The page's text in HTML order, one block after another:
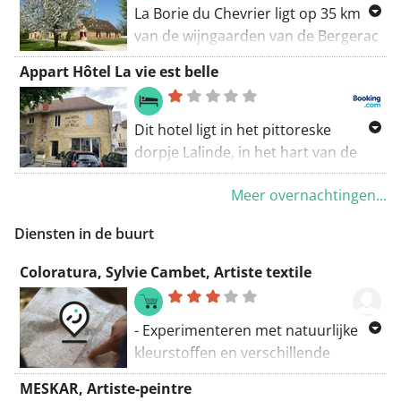
La Borie du Chevrier ligt op 35 km
van de wijngaarden van de Bergerac
en heeft een zwembad in de tuin. Er
wordt elke ochtend een
continentaal ontbijt geserveerd, dat
wordt bereid met lokale
landbouwproducten.
Appart Hôtel La vie est belle
Dit hotel ligt in het pittoreske
dorpje Lalinde, in het hart van de
Périgord Pourpre. De geluiddichte
kamers zijn allemaal uitgerust met
satellietzenders en een werkruimte.
Meer overnachtingen...
Diensten in de buurt
Coloratura, Sylvie Cambet, Artiste textile
- Experimenteren met natuurlijke
kleurstoffen en verschillende
druktechnieken op stof en papier. -
MESKAR, Artiste-peintre